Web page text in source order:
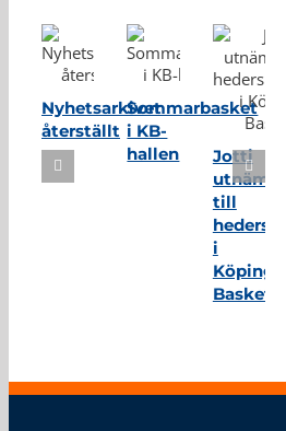
Nyhetsarkivet
återställt
Sommarbasket
i KB-
hallen
Jotti
utnämnd
till
i
Köping
Basket